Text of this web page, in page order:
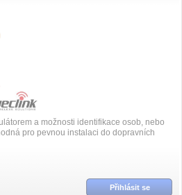
a možnosti identifikace osob, nebo
pro pevnou instalaci do dopravních
Přihlásit se